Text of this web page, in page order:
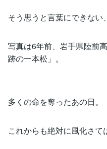
そう思うと言葉にできない
写真は6年前、岩手県陸前
跡の一本松」。
多くの命を奪ったあの日。
これからも絶対に風化さて